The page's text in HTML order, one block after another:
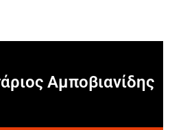
Αμποβιανίδης